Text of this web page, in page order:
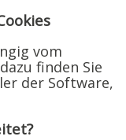
vom
finden Sie
der Software,